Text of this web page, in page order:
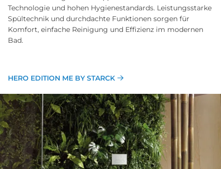
Technologie und hohen Hygienestandards. Leistungsstarke
Spültechnik und durchdachte Funktionen sorgen für
Komfort, einfache Reinigung und Effizienz im modernen
Bad.
HERO EDITION ME BY STARCK